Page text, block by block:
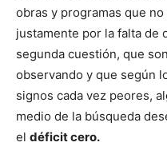
obras y programas que
justamente por la falta de
segunda cuestión, que
observando y que según
signos cada vez peores,
medio de la búsqueda
el déficit cero.